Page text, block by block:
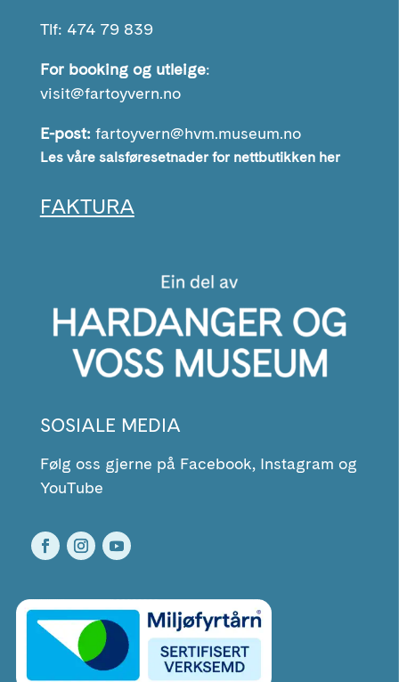
Tlf: 474 79 839
For booking og utleige:
visit@fartoyvern.no
E-post: fartoyvern@hvm.museum.no
Les våre salsføresetnader for nettbutikken her
FAKTURA
SOSIALE MEDIA
Følg oss gjerne på Facebook, Instagram og
YouTube